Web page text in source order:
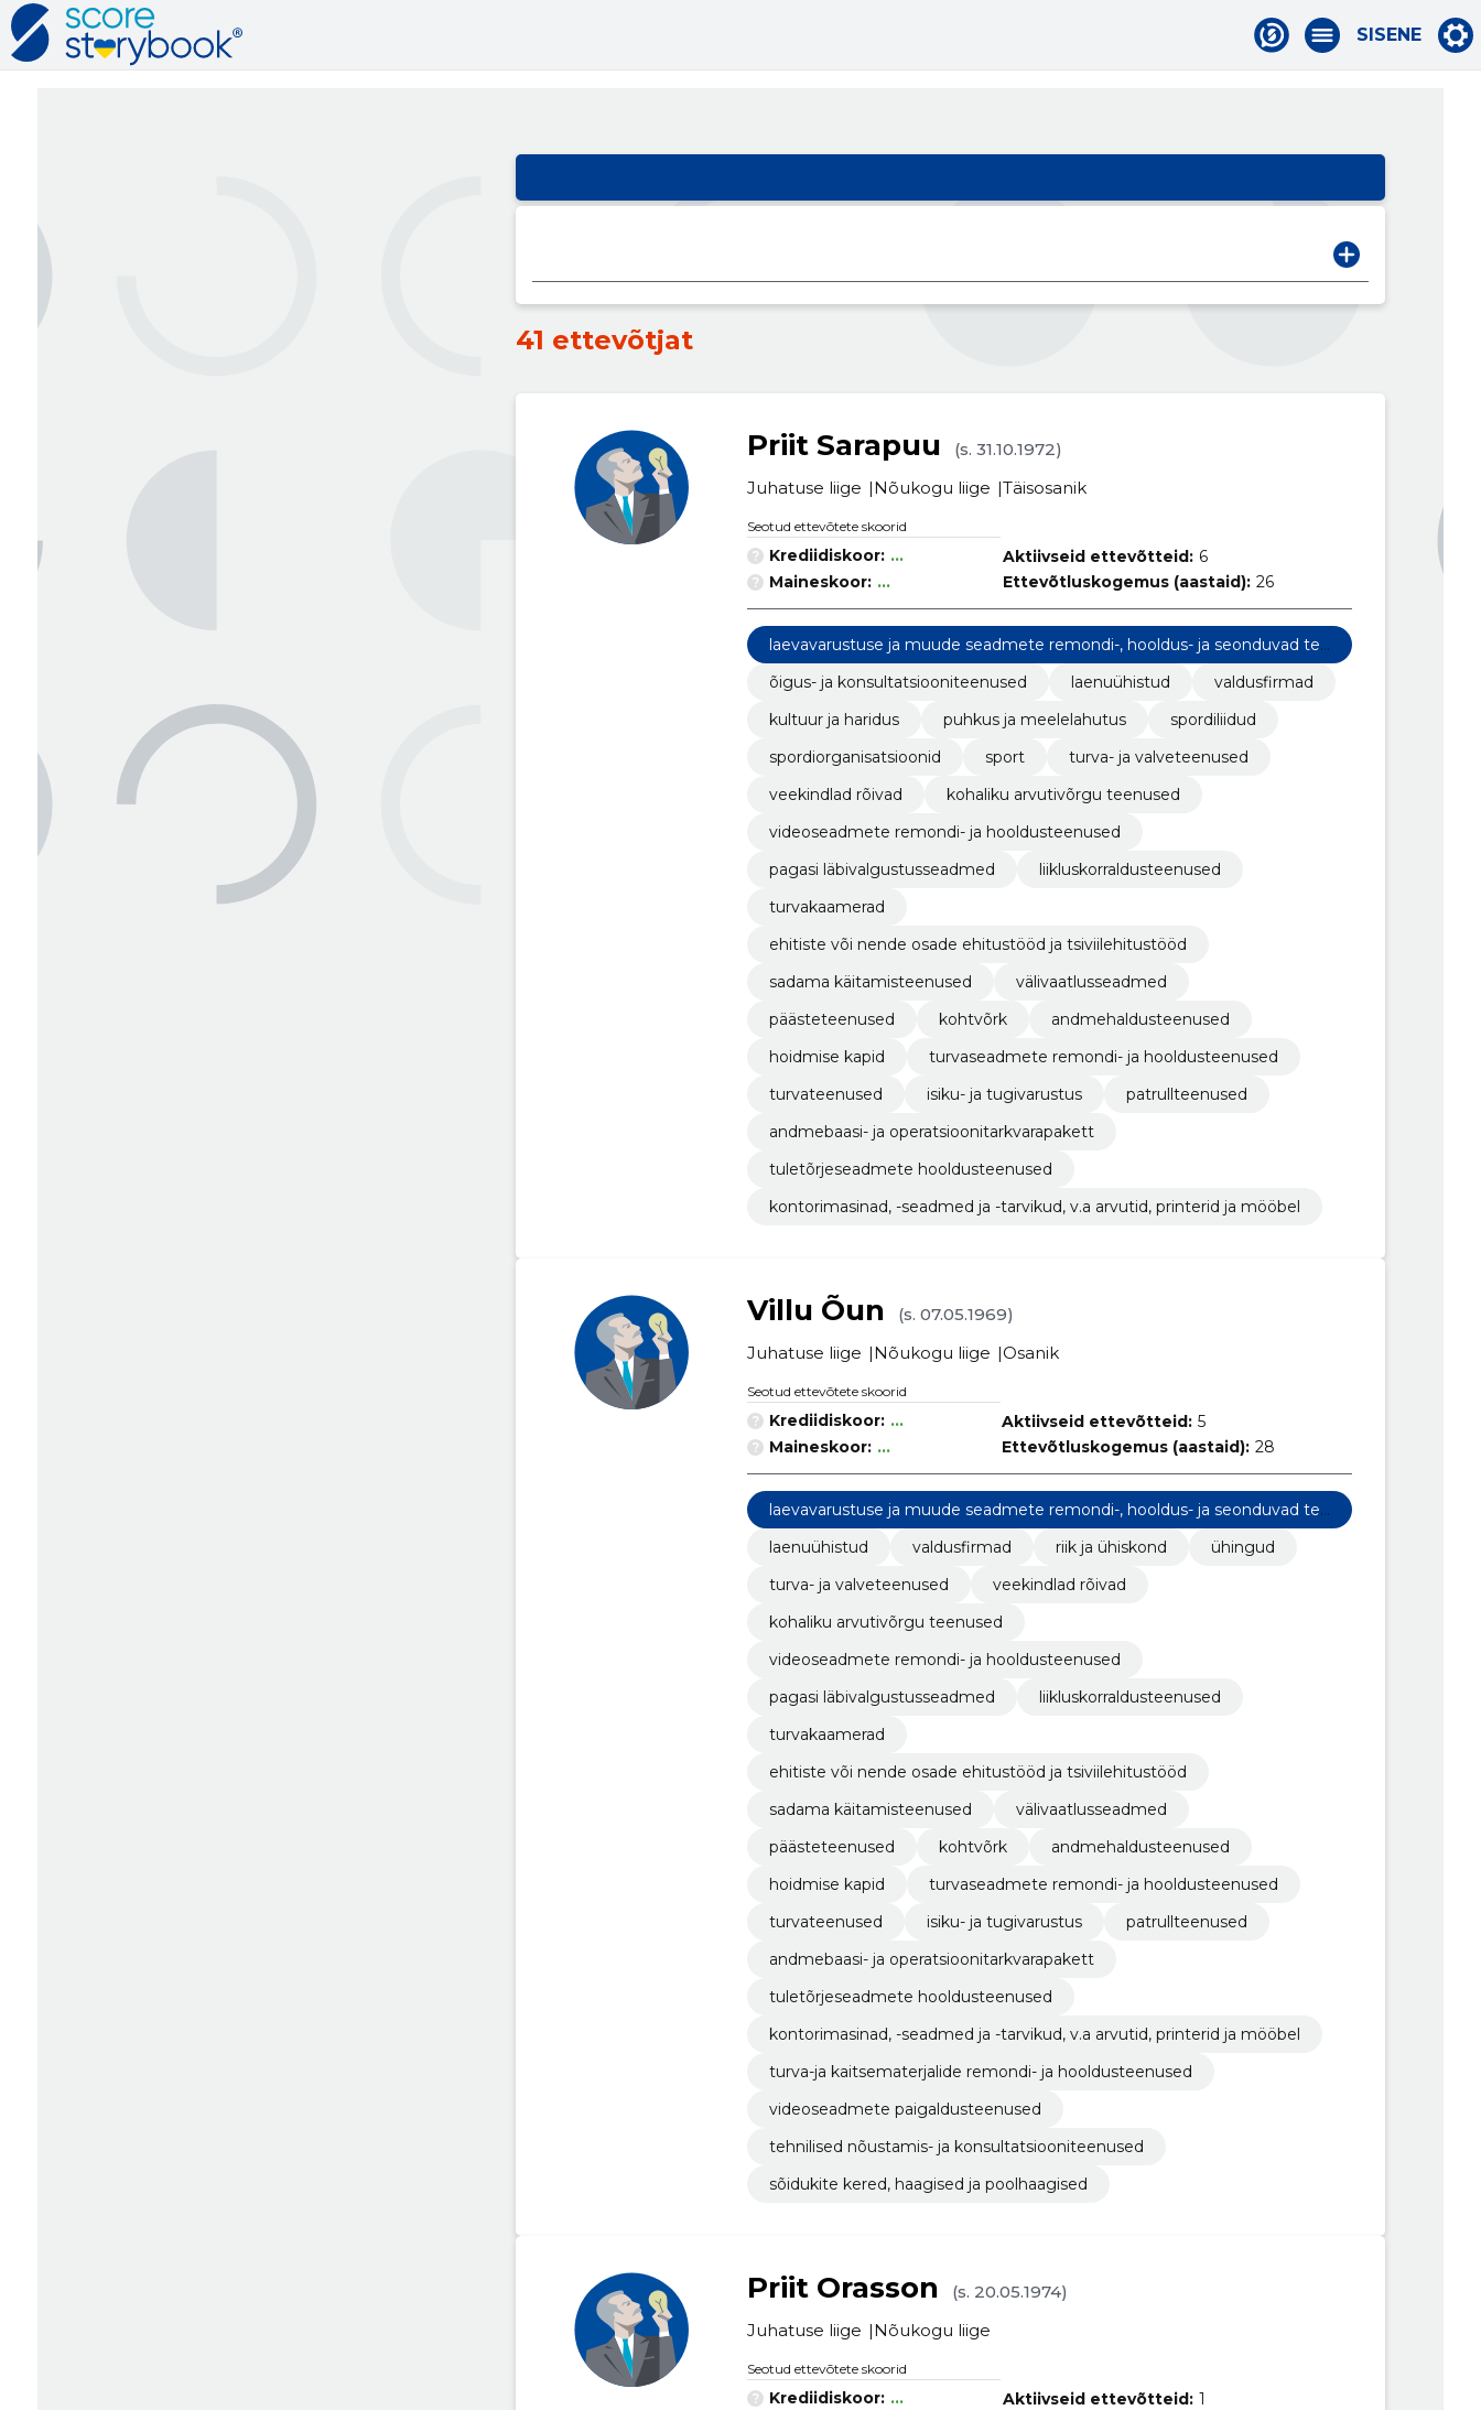
SISENE
41 ettevõtjat
Priit Sarapuu
(s. 31.10.1972)
Juhatuse liige
Nõukogu liige Täisosanik
Seotud ettevõtete skoorid
Krediidiskoor: ...
Maineskoor: ...
Aktiivseid ettevõtteid: 6
Ettevõtluskogemus (aastaid): 26
laevavarustuse ja muude seadmete remondi-, hooldus- ja seonduvad tee
nused
õigus- ja konsultatsiooniteenused
laenuühistud
valdusfirmad
kultuur ja haridus
puhkus ja meelelahutus
spordiliidud
spordiorganisatsioonid
sport
turva- ja valveteenused
veekindlad rõivad
kohaliku arvutivõrgu teenused
videoseadmete remondi- ja hooldusteenused
pagasi läbivalgustusseadmed
liikluskorraldusteenused
turvakaamerad
ehitiste või nende osade ehitustööd ja tsiviilehitustööd
sadama käitamisteenused
välivaatlusseadmed
päästeteenused
kohtvõrk
andmehaldusteenused
hoidmise kapid
turvaseadmete remondi- ja hooldusteenused
turvateenused
isiku- ja tugivarustus
patrullteenused
andmebaasi- ja operatsioonitarkvarapakett
tuletõrjeseadmete hooldusteenused
kontorimasinad, -seadmed ja -tarvikud, v.a arvutid, printerid ja mööbel
Villu Õun
(s. 07.05.1969)
Juhatuse liige
Nõukogu liige Osanik
Seotud ettevõtete skoorid
Krediidiskoor: ...
Maineskoor: ...
Aktiivseid ettevõtteid: 5
Ettevõtluskogemus (aastaid): 28
laevavarustuse ja muude seadmete remondi-, hooldus- ja seonduvad tee
nused
laenuühistud
valdusfirmad riik ja ühiskond
ühingud
turva- ja valveteenused
veekindlad rõivad
kohaliku arvutivõrgu teenused
videoseadmete remondi- ja hooldusteenused
pagasi läbivalgustusseadmed
liikluskorraldusteenused
turvakaamerad
ehitiste või nende osade ehitustööd ja tsiviilehitustööd
sadama käitamisteenused
välivaatlusseadmed
päästeteenused
kohtvõrk
andmehaldusteenused
hoidmise kapid
turvaseadmete remondi- ja hooldusteenused
turvateenused
isiku- ja tugivarustus
patrullteenused
andmebaasi- ja operatsioonitarkvarapakett
tuletõrjeseadmete hooldusteenused
kontorimasinad, -seadmed ja -tarvikud, v.a arvutid, printerid ja mööbel
turva-ja kaitsematerjalide remondi- ja hooldusteenused
videoseadmete paigaldusteenused
tehnilised nõustamis- ja konsultatsiooniteenused
sõidukite kered, haagised ja poolhaagised
Priit Orasson
(s. 20.05.1974)
Juhatuse liige
Nõukogu liige
Seotud ettevõtete skoorid
Krediidiskoor: ...
Aktiivseid ettevõtteid: 1